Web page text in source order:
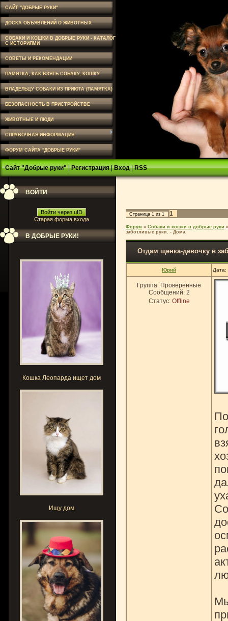
САЙТ "ДОБРЫЕ РУКИ"
ДОСКА ОБЪЯВЛЕНИЙ О ЖИВОТНЫХ
СОБАКИ И КОШКИ В ДОБРЫЕ РУКИ - КАТАЛОГ
С ИСТОРИЯМИ
СОВЕТЫ И РЕКОМЕНДАЦИИ
ПАМЯТКА, КАК ВЗЯТЬ СОБАКУ, КОШКУ
ВЛАДЕЛЬЦУ СОБАКИ ИЗ ПРИЮТА (ПАМЯТКА)
БЕЗОПАСНОСТЬ В ПРИСТРОЙСТВЕ
ЖИВОТНЫЕ И ЛЮДИ
СПРАВОЧНАЯ ИНФОРМАЦИЯ
ФОРУМ САЙТА "ДОБРЫЕ РУКИ"
Сайт "Добрые руки"|Регистрация|Вход|RSS
ВОЙТИ
Войти через uID
Старая форма входа
В ДОБРЫЕ РУКИ!
Кошка Леопарда ищет дом
Ищу дом
Страница 1 из 1 1
Форум » Собаки и кошки в добрые руки »
заботливые руки. - Дома.
Отдам щенка-девочку в
Юрий Дата:
Группа: Проверенные
Сообщений: 2
Статус: Offline